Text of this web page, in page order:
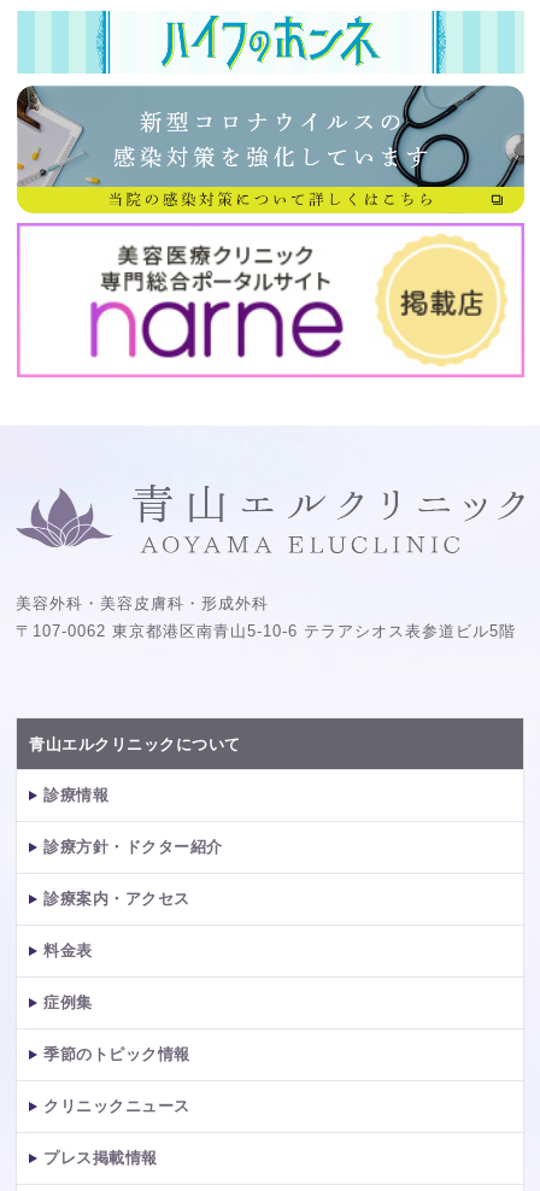
美容外科・美容皮膚科・形成外科
〒107-0062 東京都港区南青山5-10-6 テラアシオス表参道ビル5階
青山エルクリニックについて
診療情報
診療方針・ドクター紹介
診療案内・アクセス
料金表
症例集
季節のトピック情報
クリニックニュース
プレス掲載情報